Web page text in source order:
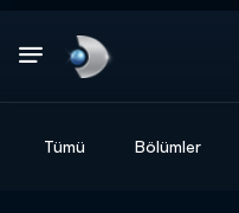
Tümü Bölümler